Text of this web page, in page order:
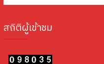
สถิติผู้เข้าชม